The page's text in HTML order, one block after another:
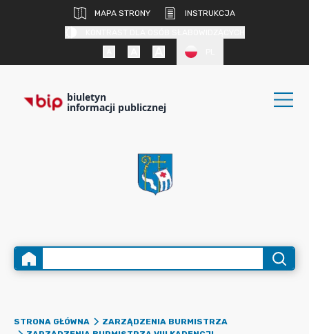
MAPA STRONY
INSTRUKCJA
biuletyn
informacji publicznej
STRONA GŁÓWNA
ZARZĄDZENIA BURMISTRZA